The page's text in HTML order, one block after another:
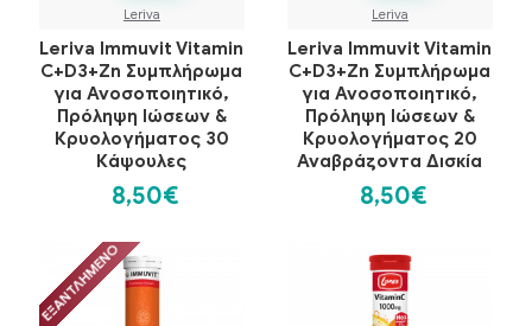
Leriva
Leriva Immuvit Vitamin
C+D3+Zn Συμπλήρωμα
για Ανοσοποιητικό,
Πρόληψη Ιώσεων &
Κρυολογήματος 30
Κάψουλες
8,50€
Leriva
Leriva Immuvit Vitamin
C+D3+Zn Συμπλήρωμα
για Ανοσοποιητικό,
Πρόληψη Ιώσεων &
Κρυολογήματος 20
Αναβράζοντα Δισκία
8,50€
ΕΞΑΝΤΛΗΜΈΝΟ